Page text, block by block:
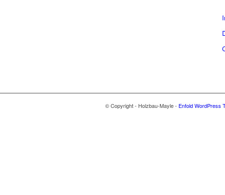
© Copyright - Holzbau-Mayle - Enfold WordPress